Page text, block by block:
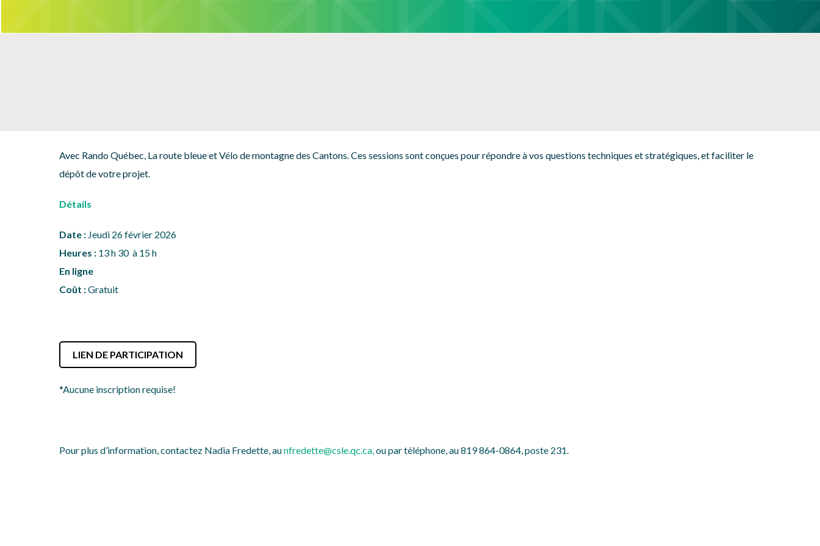
SÉCURITÉ, INTÉGRITÉ ET ÉTHIQUE NOS PARTENAIRES
Avec Rando Québec, La route bleueet Vélo de montagne des Cantons.Ces sessions sont conçues pour répondre à vos questions techniques et stratégiques, et faciliter le
dépôt de votre projet.
Détails
Date : Jeudi 26 février 2026
Heures : 13 h 30 à 15 h
En ligne
Coût :Gratuit
LIEN DE PARTICIPATION
*Aucune inscription requise!
Pour plus d’information, contactez Nadia Fredette, aunfredette@csle.qc.ca,ou par téléphone, au 819 864-0864, poste 231.